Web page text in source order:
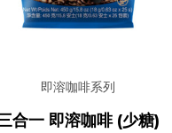
即溶咖啡系列
合一 即溶咖啡 (少糖)